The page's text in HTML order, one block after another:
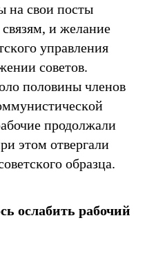
на свои посты
и желание
управления
советов.
половины членов
продолжали
этом отвергали
образца.
ослабить рабочий